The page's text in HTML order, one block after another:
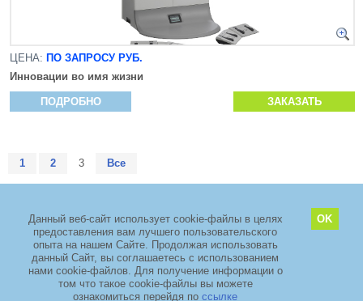
ЦЕНА: ПО ЗАПРОСУ РУБ.
Инновации во имя жизни
ПОДРОБНО ЗАКАЗАТЬ
1 2 3 Все
2011–2026 copyright ООО «ЗелМедСервис»
Адрес: Москва, Зеленоград, проезд 4922, дом 4 стр. 5, Технопарк
«ЭЛМА».+7 (495) 968-88-29
TIMSET
Данный веб-сайт использует cookie-файлы в целях
предоставления вам лучшего пользовательского
опыта на нашем Сайте. Продолжая использовать
данный Сайт, вы соглашаетесь с использованием
нами cookie-файлов. Для получение информации о
том что такое cookie-файлы вы можете
ознакомиться перейдя поссылке
OK